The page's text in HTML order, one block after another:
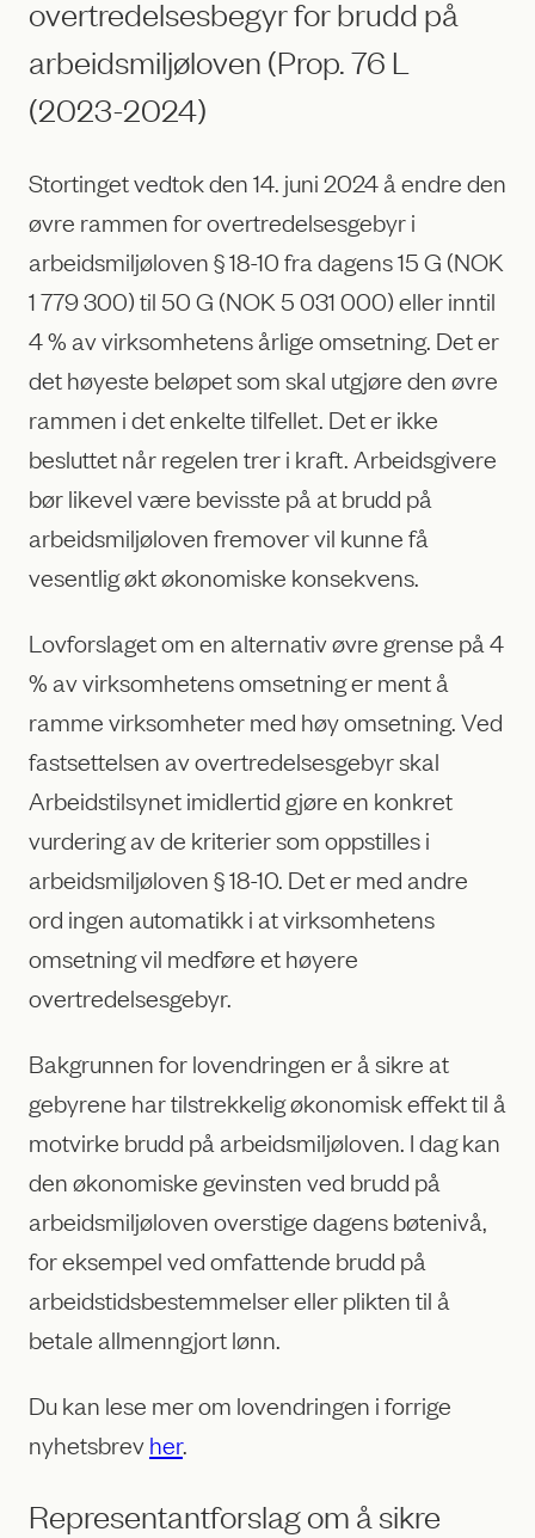
overtredelsesbegyr for brudd på
arbeidsmiljøloven (Prop. 76 L
(2023-2024)
Stortinget vedtok den 14. juni 2024 å endre den
øvre rammen for overtredelsesgebyr i
arbeidsmiljøloven § 18-10 fra dagens 15 G (NOK
1 779 300) til 50 G (NOK 5 031 000) eller inntil
4 % av virksomhetens årlige omsetning. Det er
det høyeste beløpet som skal utgjøre den øvre
rammen i det enkelte tilfellet. Det er ikke
besluttet når regelen trer i kraft. Arbeidsgivere
bør likevel være bevisste på at brudd på
arbeidsmiljøloven fremover vil kunne få
vesentlig økt økonomiske konsekvens.
Lovforslaget om en alternativ øvre grense på 4
% av virksomhetens omsetning er ment å
ramme virksomheter med høy omsetning. Ved
fastsettelsen av overtredelsesgebyr skal
Arbeidstilsynet imidlertid gjøre en konkret
vurdering av de kriterier som oppstilles i
arbeidsmiljøloven § 18-10. Det er med andre
ord ingen automatikk i at virksomhetens
omsetning vil medføre et høyere
overtredelsesgebyr.
Bakgrunnen for lovendringen er å sikre at
gebyrene har tilstrekkelig økonomisk effekt til å
motvirke brudd på arbeidsmiljøloven. I dag kan
den økonomiske gevinsten ved brudd på
arbeidsmiljøloven overstige dagens bøtenivå,
for eksempel ved omfattende brudd på
arbeidstidsbestemmelser eller plikten til å
betale allmenngjort lønn.
Du kan lese mer om lovendringen i forrige
nyhetsbrevher.
Representantforslag om å sikre